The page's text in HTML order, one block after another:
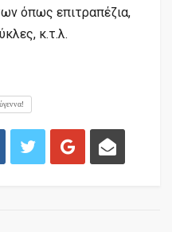
όπως επιτραπέζια,
κ.τ.λ.